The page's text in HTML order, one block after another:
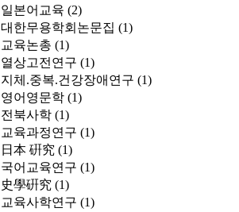
일본어교육 (2)
대한무용학회논문집 (1)
교육논총 (1)
열상고전연구 (1)
지체.중복.건강장애연구 (1)
영어영문학 (1)
전북사학 (1)
교육과정연구 (1)
日本 硏究 (1)
국어교육연구 (1)
史學硏究 (1)
교육사학연구 (1)